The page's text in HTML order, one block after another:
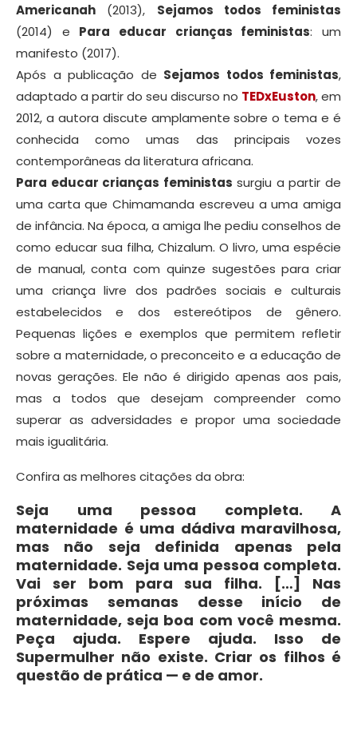
Americanah (2013), Sejamos todos feministas
(2014) e Para educar crianças feministas: um
manifesto (2017).
Após a publicação de Sejamos todos feministas,
adaptado a partir do seu discurso no TEDxEuston, em
2012, a autora discute amplamente sobre o tema e é
conhecida como umas das principais vozes
contemporâneas da literatura africana.
Para educar crianças feministas surgiu a partir de
uma carta que Chimamanda escreveu a uma amiga
de infância. Na época, a amiga lhe pediu conselhos de
como educar sua filha, Chizalum. O livro, uma espécie
de manual, conta com quinze sugestões para criar
uma criança livre dos padrões sociais e culturais
estabelecidos e dos estereótipos de gênero.
Pequenas lições e exemplos que permitem refletir
sobre a maternidade, o preconceito e a educação de
novas gerações. Ele não é dirigido apenas aos pais,
mas a todos que desejam compreender como
superar as adversidades e propor uma sociedade
mais igualitária.
Confira as melhores citações da obra:
Seja uma pessoa completa. A
maternidade é uma dádiva maravilhosa,
mas não seja definida apenas pela
maternidade. Seja uma pessoa completa.
Vai ser bom para sua filha. […] Nas
próximas semanas desse início de
maternidade, seja boa com você mesma.
Peça ajuda. Espere ajuda. Isso de
Supermulher não existe. Criar os filhos é
questão de prática — e de amor.